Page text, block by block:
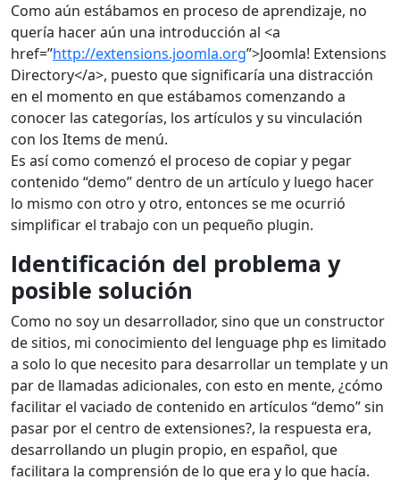
Como aún estábamos en proceso de aprendizaje, no
quería hacer aún una introducción al <a
href=”http://extensions.joomla.org”>Joomla! Extensions
Directory</a>, puesto que significaría una distracción
en el momento en que estábamos comenzando a
conocer las categorías, los artículos y su vinculación
con los Items de menú.
Es así como comenzó el proceso de copiar y pegar
contenido “demo” dentro de un artículo y luego hacer
lo mismo con otro y otro, entonces se me ocurrió
simplificar el trabajo con un pequeño plugin.
Identificación del problema y
posible solución
Como no soy un desarrollador, sino que un constructor
de sitios, mi conocimiento del lenguage php es limitado
a solo lo que necesito para desarrollar un template y un
par de llamadas adicionales, con esto en mente, ¿cómo
facilitar el vaciado de contenido en artículos “demo” sin
pasar por el centro de extensiones?, la respuesta era,
desarrollando un plugin propio, en español, que
facilitara la comprensión de lo que era y lo que hacía.